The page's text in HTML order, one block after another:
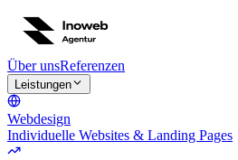
Über unsReferenzen
Leistungen
Webdesign
Individuelle Websites & Landing Pages